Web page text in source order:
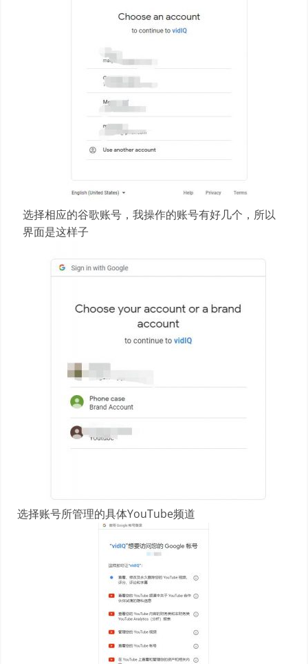
选择相应的谷歌账号，我操作的账号有好几个，所以
界面是这样子
选择账号所管理的具体YouTube频道